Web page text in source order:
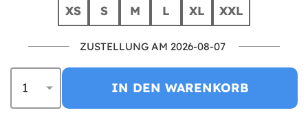
XS S M L XL XXL
ZUSTELLUNG AM 2026-08-07
IN DEN WARENKORB